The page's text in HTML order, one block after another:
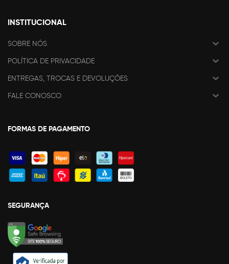
INSTITUCIONAL
SOBRE NÓS
POLÍTICA DE PRIVACIDADE
ENTREGAS, TROCAS E DEVOLUÇÕES
FALE CONOSCO
FORMAS DE PAGAMENTO
SEGURANÇA